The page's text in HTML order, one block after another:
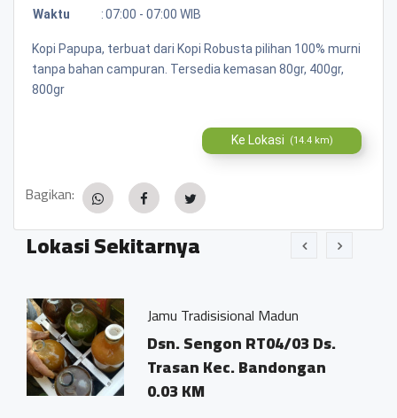
Waktu
:07:00 - 07:00 WIB
Kopi Papupa, terbuat dari Kopi Robusta pilihan 100% murni
tanpa bahan campuran. Tersedia kemasan 80gr, 400gr,
800gr
Ke Lokasi (14.4 km)
Bagikan:
Lokasi Sekitarnya
Jamu Tradisisional Madun
Dsn. Sengon RT04/03 Ds.
Trasan Kec. Bandongan
0.03 KM